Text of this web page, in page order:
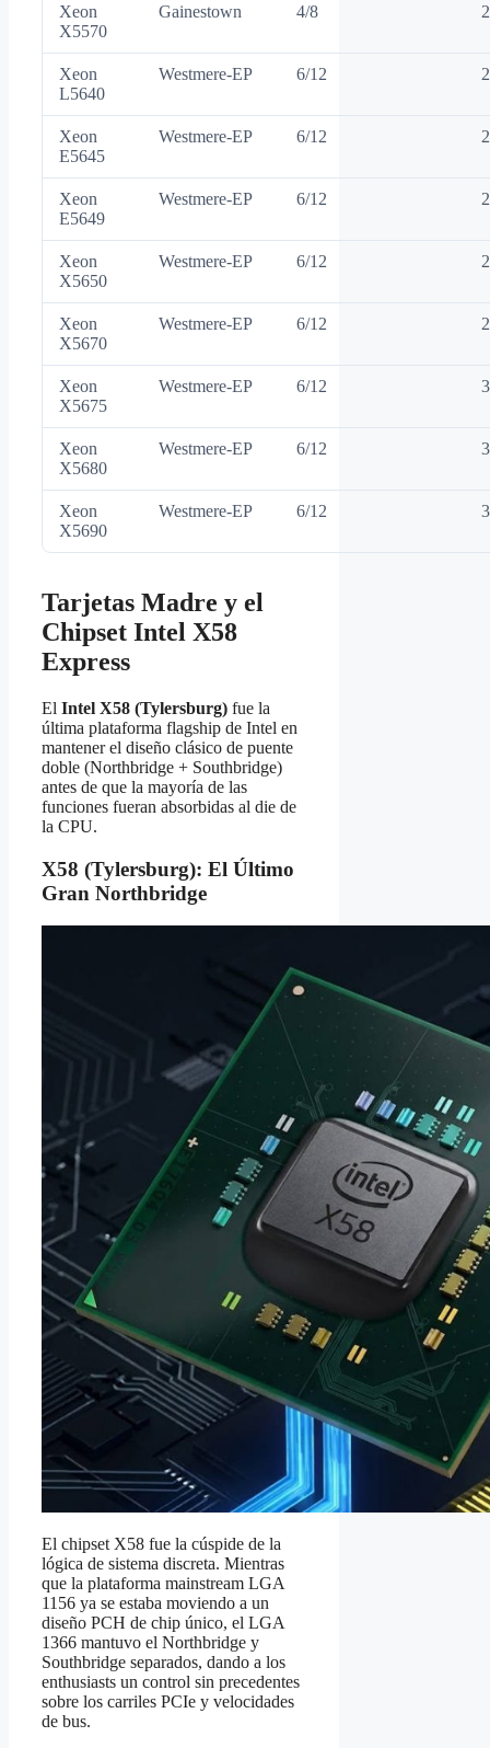
Xeon
X5570
Gainestown 4/8
Xeon
L5640
Westmere-EP 6/12
Xeon
E5645
Westmere-EP 6/12
Xeon
E5649
Westmere-EP 6/12
Xeon
X5650
Westmere-EP 6/12
Xeon
X5670
Westmere-EP 6/12
Xeon
X5675
Westmere-EP 6/12
Xeon
X5680
Westmere-EP 6/12
Xeon
X5690
Westmere-EP 6/12
Tarjetas Madre y el
Chipset Intel X58
Express
El Intel X58 (Tylersburg) fue la
última plataforma flagship de Intel en
mantener el diseño clásico de puente
doble (Northbridge + Southbridge)
antes de que la mayoría de las
funciones fueran absorbidas al die de
la CPU.
X58 (Tylersburg): El Último
Gran Northbridge
El chipset X58 fue la cúspide de la
lógica de sistema discreta. Mientras
que la plataforma mainstream LGA
1156 ya se estaba moviendo a un
diseño PCH de chip único, el LGA
1366 mantuvo el Northbridge y
Southbridge separados, dando a los
enthusiasts un control sin precedentes
sobre los carriles PCIe y velocidades
de bus.